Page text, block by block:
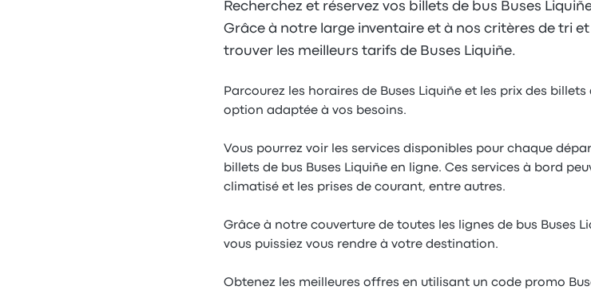
Recherchez et réservez vos billets de bus Buses
Grâce à notre large inventaire et à nos critères de tri
trouver les meilleurs tarifs de Buses Liquiñe.
Parcourez les horaires de Buses Liquiñe et les prix des
option adaptée à vos besoins.
Vous pourrez voir les services disponibles pour chaque
billets de bus Buses Liquiñe en ligne. Ces services à bord
climatisé et les prises de courant, entre autres.
Grâce à notre couverture de toutes les lignes de bus Buses
vous puissiez vous rendre à votre destination.
Obtenez les meilleures offres en utilisant un code promo